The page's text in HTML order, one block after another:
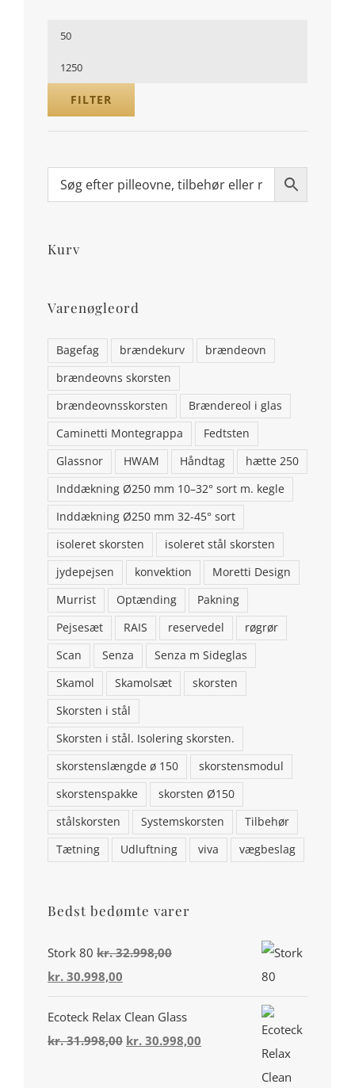
Mindste
Højeste
pris
FILTER
Kurv
Varenøgleord
Bagefag brændekurv
brændeovn
brændeovns skorsten
brændeovnsskorsten
Brændereol i glas
Caminetti Montegrappa
Fedtsten
Glassnor
HWAM Håndtag
hætte 250
Inddækning Ø250 mm 10–32° sort m. kegle
Inddækning Ø250 mm 32-45° sort
isoleret skorsten
isoleret stål skorsten
jydepejsen
konvektion
Moretti Design
Murrist
Optænding
Pakning
Pejsesæt
RAIS reservedel
røgrør
Scan
Senza
Senza m Sideglas
Skamol
Skamolsæt
skorsten
Skorsten i stål
Skorsten i stål. Isolering skorsten.
skorstenslængde ø 150
skorstensmodul
skorstenspakke
skorsten Ø150
stålskorsten
Systemskorsten
Tilbehør
Tætning
Udluftning viva vægbeslag
Bedst bedømte varer
Stork 80 kr.32.998,00
Den
oprindelige
pris
var:
kr. 30.998,00
aktuelle
pris
er:
Ecoteck Relax Clean Glass
kr.31.998,00 Den
kr. 30.998,00
KONTAKT OS
Brændeovns finans ApS
Addresse: Stenstrupvej 2, 9500 Hobro
Telefon: 98554146
Email:aalborgpejse@gmail.com
Din konto
Miljø & Ansvarlighed
Handelsbetingelser
Privatlivspolitik